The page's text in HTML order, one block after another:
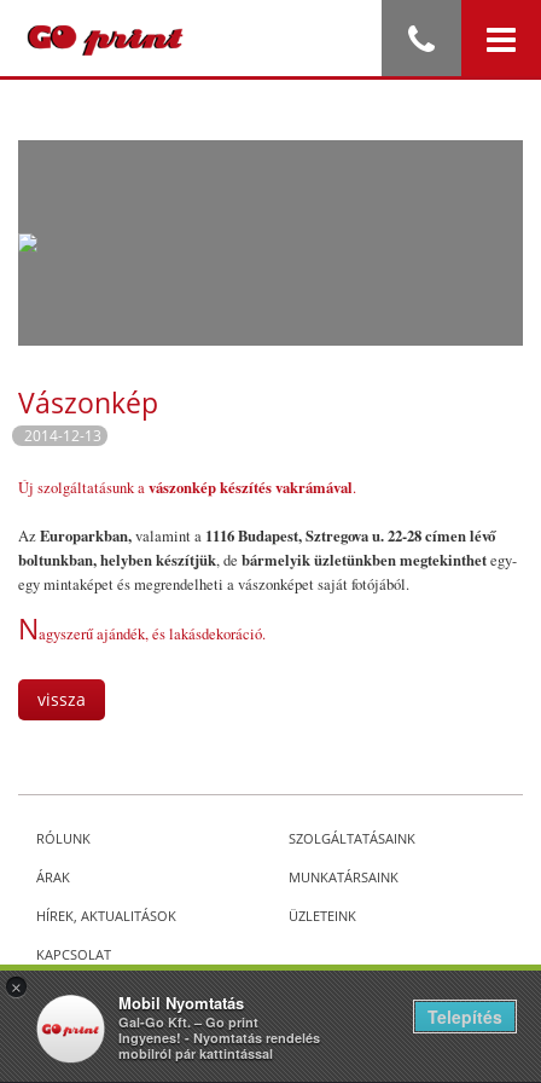
×
Mobil Nyomtatás
Gal-Go Kft. – Go print
Ingyenes! - Nyomtatás rendelés
mobilról pár kattintással
Telepítés
Vászonkép
2014-12-13
Új szolgáltatásunk avászonkép készítés vakrámával.
AzEuroparkban,valamint a 1116 Budapest, Sztregova u. 22-28 címen lévő
boltunkban, helyben készítjük, de bármelyik üzletünkben megtekinthetegy-
egy mintaképet és megrendelheti a vászonképet saját fotójából.
Nagyszerű ajándék, és lakásdekoráció.
vissza
RÓLUNK SZOLGÁLTATÁSAINK
ÁRAK MUNKATÁRSAINK
HÍREK, AKTUALITÁSOK ÜZLETEINK
KAPCSOLAT
ALL RIGHTS RESERVED 2026 GO PRINT